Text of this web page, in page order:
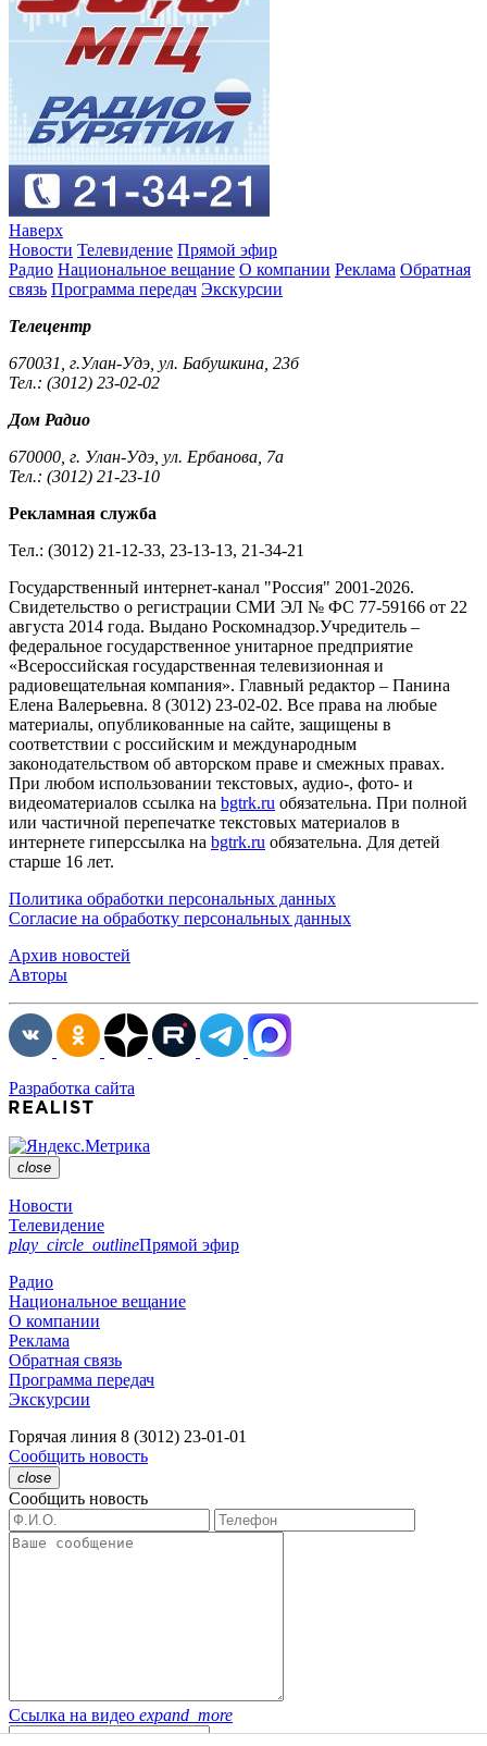
Наверх
Новости Телевидение Прямой эфир
Радио Национальное вещание О компании Реклама Обратная
связь Программа передач Экскурсии
Телецентр
670031, г.Улан-Удэ, ул. Бабушкина, 23б
Тел.: (3012) 23-02-02
Дом Радио
670000, г. Улан-Удэ, ул. Ербанова, 7а
Тел.: (3012) 21-23-10
Рекламная служба
Тел.: (3012) 21-12-33, 23-13-13, 21-34-21
Государственный интернет-канал "Россия" 2001-2026.
Cвидетельство о регистрации СМИ ЭЛ № ФС 77-59166 от 22
августа 2014 года. Выдано Роскомнадзор.Учредитель –
федеральное государственное унитарное предприятие
«Всероссийская государственная телевизионная и
радиовещательная компания». Главный редактор – Панина
Елена Валерьевна. 8 (3012) 23-02-02. Все права на любые
материалы, опубликованные на сайте, защищены в
соответствии с российским и международным
законодательством об авторском праве и смежных правах.
При любом использовании текстовых, аудио-, фото- и
видеоматериалов ссылка на bgtrk.ru обязательна. При полной
или частичной перепечатке текстовых материалов в
интернете гиперссылка на bgtrk.ru обязательна. Для детей
старше 16 лет.
Политика обработки персональных данных
Согласие на обработку персональных данных
Архив новостей
Авторы
Разработка сайта
close
Новости
Телевидение
play_circle_outlineПрямой эфир
Радио
Национальное вещание
О компании
Реклама
Обратная связь
Программа передач
Экскурсии
Горячая линия 8 (3012) 23-01-01
Сообщить новость
close
Сообщить новость
Ссылка на видео expand_more